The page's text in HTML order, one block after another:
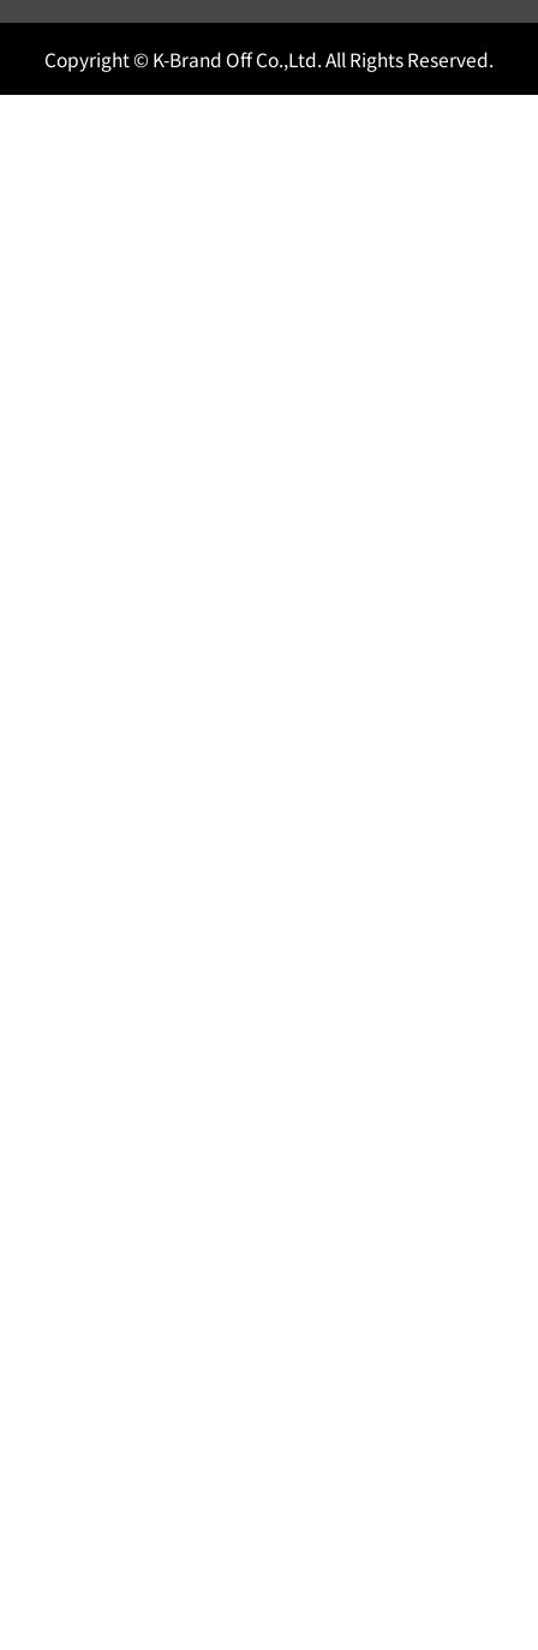
Copyright © K-Brand Off Co.,Ltd. All Rights Reserved.